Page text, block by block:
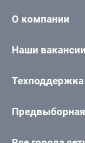
О компании
Наши вакансии
Техподдержка
Предвыборная